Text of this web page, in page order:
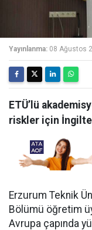
Yayınlanma: 08 Ağustos
ETÜ’lü
riskler için
Erzurum Teknik
Bölümü öğretim
Avrupa çapında